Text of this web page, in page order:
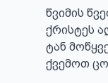
წვიმის
ქრისტეს
ტან
ქვემოთ